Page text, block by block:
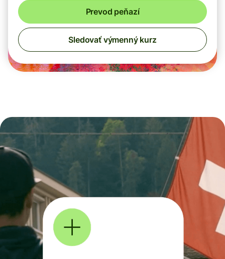
Prevod peňazí
Sledovať výmenný kurz